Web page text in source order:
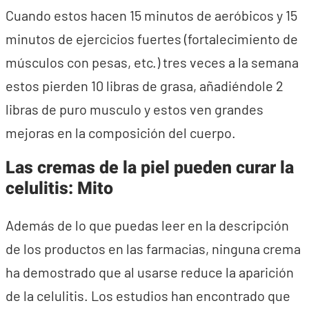
Cuando estos hacen 15 minutos de aeróbicos y 15
minutos de ejercicios fuertes (fortalecimiento de
músculos con pesas, etc.) tres veces a la semana
estos pierden 10 libras de grasa, añadiéndole 2
libras de puro musculo y estos ven grandes
mejoras en la composición del cuerpo.
Las cremas de la piel pueden curar la
celulitis: Mito
Además de lo que puedas leer en la descripción
de los productos en las farmacias, ninguna crema
ha demostrado que al usarse reduce la aparición
de la celulitis. Los estudios han encontrado que